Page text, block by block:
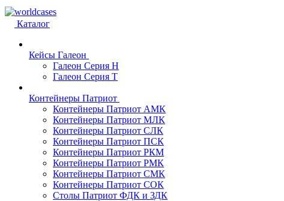
Каталог
Кейсы Галеон
Галеон Серия Н
Галеон Серия Т
Контейнеры Патриот
Контейнеры Патриот АМК
Контейнеры Патриот МЛК
Контейнеры Патриот CЛК
Контейнеры Патриот ПСК
Контейнеры Патриот РКМ
Контейнеры Патриот РМК
Контейнеры Патриот СМК
Контейнеры Патриот СОК
Столы Патриот ФДК и ЗДК